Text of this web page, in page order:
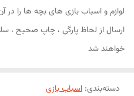
لوازم و اسباب بازی های بچه ها را
ارسال از لحاظ پارگی ، چاپ صحیح ،
خواهند شد
دسته‌بندی: اسباب بازی